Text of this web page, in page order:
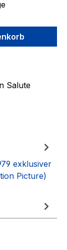
Salute
exklusiver
Picture)